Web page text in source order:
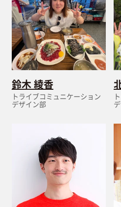
鈴木 綾香
トライブコミュニケーション
デザイン部